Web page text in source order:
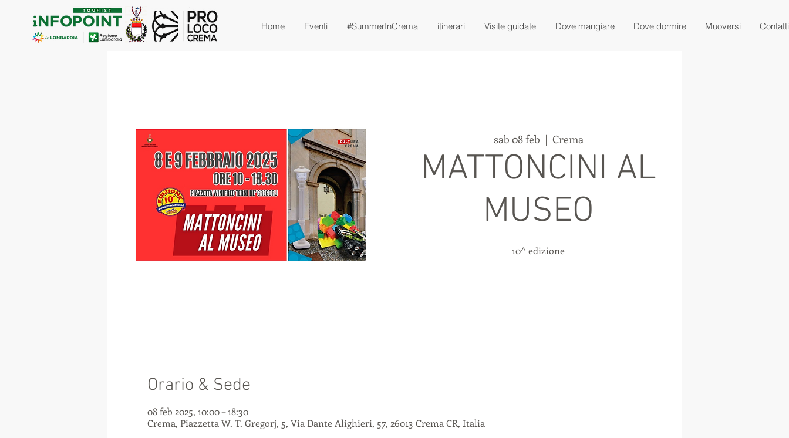
Home Eventi #SummerInCrema itinerari Visite guidate Dove mangiare Dove dormire Muoversi Contatti
sab 08 feb
  |
Crema
MATTONCINI AL
MUSEO
10^ edizione
Orario & Sede
08 feb 2025, 10:00 – 18:30
Crema, Piazzetta W. T. Gregorj, 5, Via Dante Alighieri, 57, 26013 Crema CR, Italia